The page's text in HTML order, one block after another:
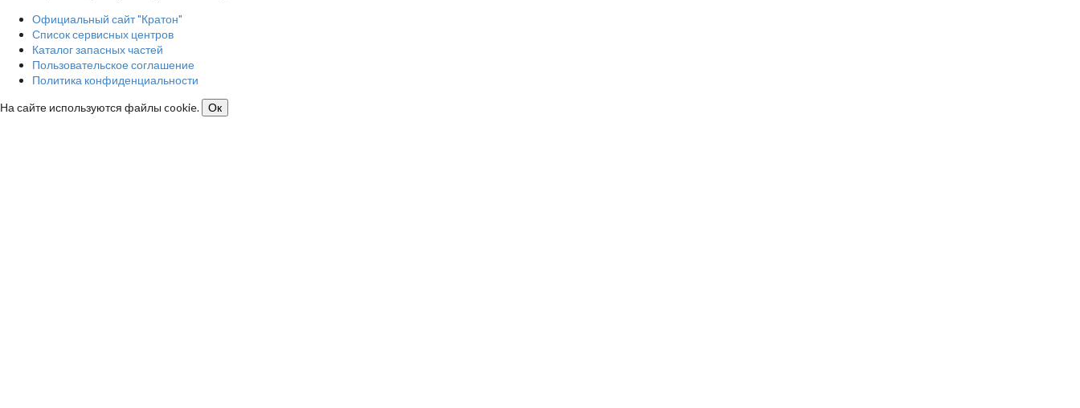
Официальный сайт "Кратон"
Список сервисных центров
Каталог запасных частей
Пользовательское соглашение
Политика конфиденциальности
На сайте используются файлы cookie.
Ок